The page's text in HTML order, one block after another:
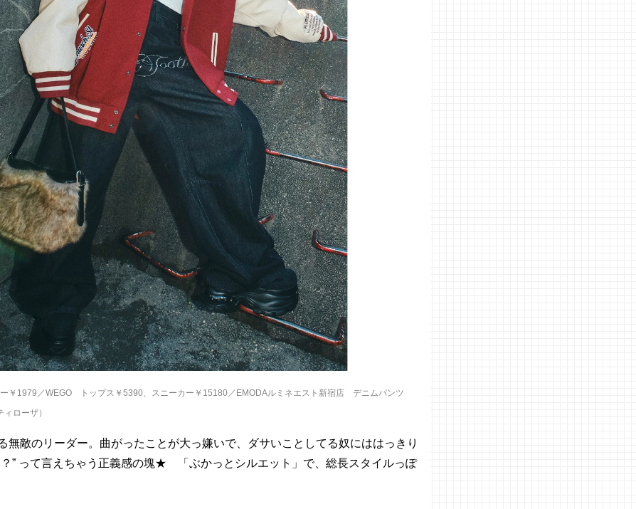
￥1979／WEGO トップス￥5390、スニーカー￥15180／EMODAルミネエスト新宿店 デニムパンツ
ローザ）
無敵のリーダー。曲がったことが大っ嫌いで、ダサいことしてる奴にははっきり
？” って言えちゃう正義感の塊★ 「ぶかっとシルエット」で、総長スタイルっぽ